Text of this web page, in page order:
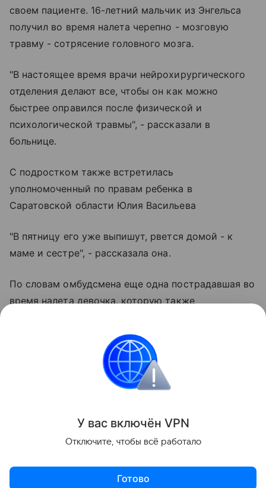
своем пациенте. 16-летний мальчик из Энгельса
получил во время налета черепно - мозговую
травму - сотрясение головного мозга.
"В настоящее время врачи нейрохирургического
отделения делают все, чтобы он как можно
быстрее оправился после физической и
психологической травмы", - рассказали в
больнице.
С подростком также встретилась
уполномоченный по правам ребенка в
Саратовской области Юлия Васильева
"В пятницу его уже выпишут, рвется домой - к
маме и сестре", - рассказала она.
По словам омбудсмена еще одна пострадавшая во
время налета девочка, которую также
Во время налета БПЛА на Саратов и Энгельс в
воскресенье погибли два человека, еще несколько
жителей получили травмы.
Поделиться
У вас включён VPN
Отключите, чтобы всё работало
Готово